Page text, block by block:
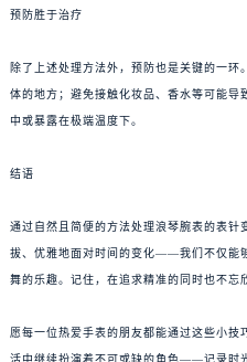
预防胜于治疗
除了上述处理方法外，预防也是关键的一
体的地方；避免接触化妆品、香水等可能导
中或暴露在极端温度下。
结语
通过自然且简便的方法处理浪琴腕表的表
拔、优雅地面对时间的变化——我们不仅能
舞的乐趣。记住，在追求精准的同时也不忘
愿每一位热爱手表的朋友都能通过这些小技
活中继续扮演着不可或缺的角色——记录时